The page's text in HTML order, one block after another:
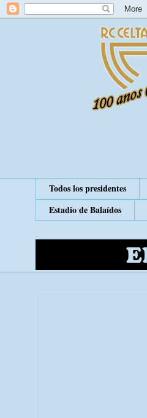
Todos los presidentes
Estadio de Balaídos